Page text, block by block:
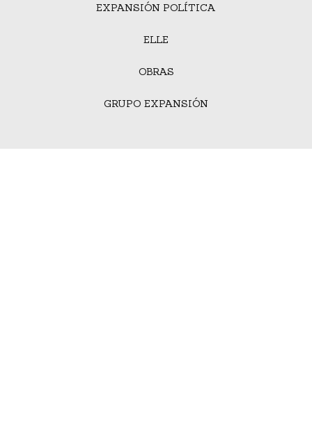
EXPANSIÓN POLÍTICA
ELLE
OBRAS
GRUPO EXPANSIÓN